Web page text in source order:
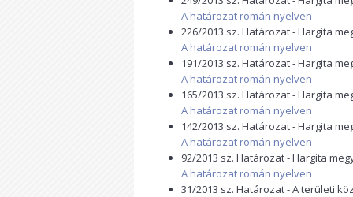
A határozat román nyelven
226/2013 sz. Határozat - Hargita
A határozat román nyelven
191/2013 sz. Határozat - Hargita
A határozat román nyelven
165/2013 sz. Határozat - Hargita
A határozat román nyelven
142/2013 sz. Határozat - Hargita
A határozat román nyelven
92/2013 sz. Határozat - Hargita
A határozat román nyelven
31/2013 sz. Határozat - A területi